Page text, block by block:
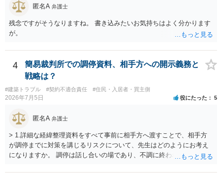
匿名A 弁護士
残念ですがそうなりますね。 書き込みたいお気持ちはよく分かります
が。
4
簡易裁判所での調停資料、相手方への開示義務と
戦略は？
#建築トラブル #契約不適合責任 #住民・入居者・買主側
2026年7月5日 役にたった 5
匿名A 弁護士
> 1.詳細な経緯整理資料をすべて事前に相手方へ渡すことで、相手方
が調停までに対策を講じるリスクについて、先生はどのようにお考え
になりますか。 調停は話し合いの場であり、不調に終われば訴訟で解
いう姑息な手段は使えませんし、公平かつ納得のできる解決というの